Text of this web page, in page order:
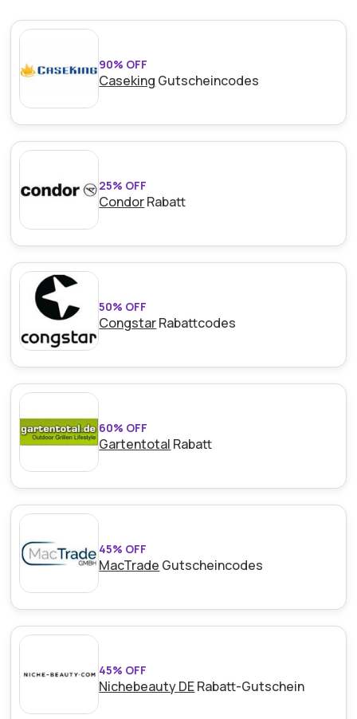
90% OFF
Caseking Gutscheincodes
25% OFF
CondorRabatt
50% OFF
CongstarRabattcodes
60% OFF
Gartentotal Rabatt
45% OFF
MacTrade Gutscheincodes
45% OFF
Nichebeauty DERabatt-Gutschein